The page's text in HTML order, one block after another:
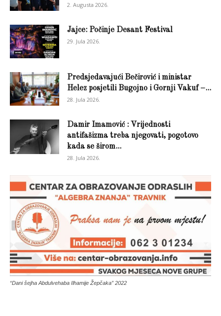
2. Augusta 2026.
Jajce: Počinje Desant Festival
29. Jula 2026.
Predsjedavajući Bečirović i ministar
Helez posjetili Bugojno i Gornji Vakuf –...
28. Jula 2026.
Damir Imamović : Vrijednosti
antifašizma treba njegovati, pogotovo
kada se širom...
28. Jula 2026.
“Dani šejha Abdulvehaba Ilhamije Žepčaka” 2022